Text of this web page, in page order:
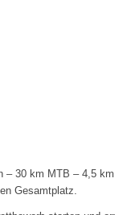
30 km MTB – 4,5
Gesamtplatz.